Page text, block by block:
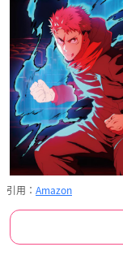
引用： Amazon